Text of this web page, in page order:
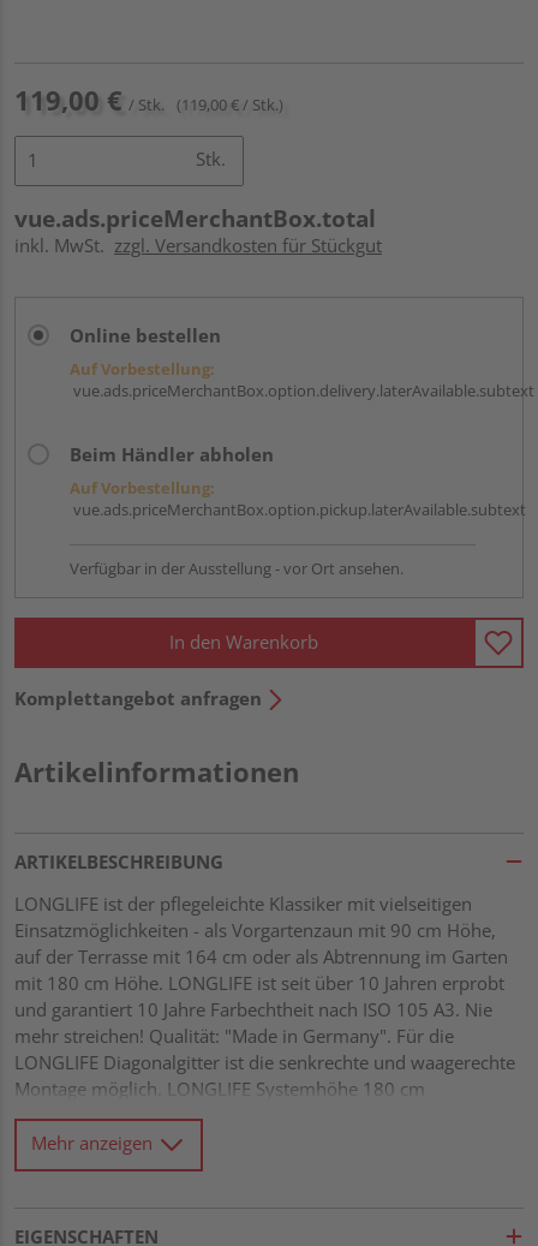
119,00 € / Stk. (119,00 € / Stk.)
Stk.
vue.ads.priceMerchantBox.total
inkl. MwSt. zzgl. Versandkosten für Stückgut
Online bestellen
Auf Vorbestellung:
vue.ads.priceMerchantBox.option.delivery.laterAvailable.subtext
Beim Händler abholen
Auf Vorbestellung:
vue.ads.priceMerchantBox.option.pickup.laterAvailable.subtext
Verfügbar in der Ausstellung - vor Ort ansehen.
In den Warenkorb
Komplettangebot anfragen
Artikelinformationen
ARTIKELBESCHREIBUNG
LONGLIFE ist der pflegeleichte Klassiker mit vielseitigen
Einsatzmöglichkeiten - als Vorgartenzaun mit 90 cm Höhe,
auf der Terrasse mit 164 cm oder als Abtrennung im Garten
mit 180 cm Höhe. LONGLIFE ist seit über 10 Jahren erprobt
und garantiert 10 Jahre Farbechtheit nach ISO 105 A3. Nie
mehr streichen! Qualität: "Made in Germany". Für die
LONGLIFE Diagonalgitter ist die senkrechte und waagerechte
Montage möglich. LONGLIFE Systemhöhe 180 cm
hochwertiger Fenster-Kunststoff, weiß Leisten 5 x 30 mm im
Rahmen geheftet und untereinander verklebt Maschenweite
ca. 40 x 40 mm
Mehr anzeigen
EIGENSCHAFTEN